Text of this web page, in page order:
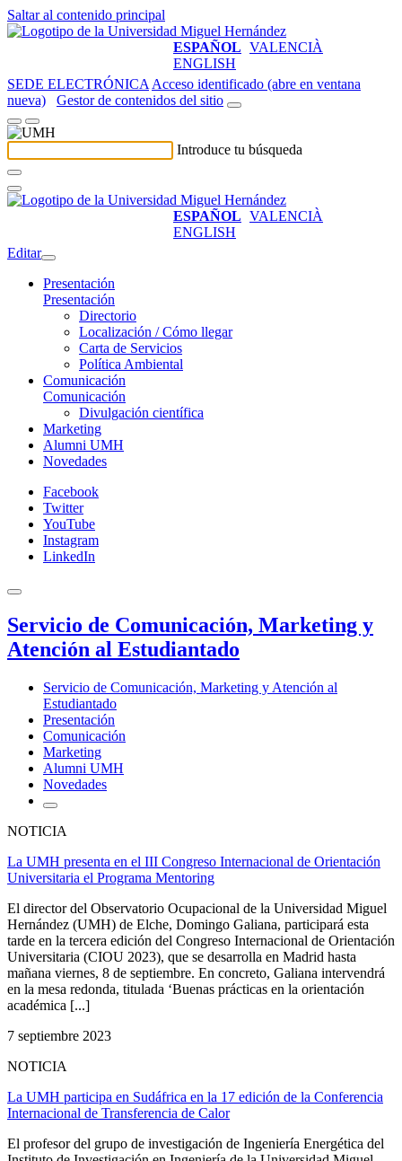
Saltar al contenido principal
ESPAÑOL VALENCIÀ
ENGLISH
SEDE ELECTRÓNICA Acceso identificado (abre en ventana
nueva)
Gestor de contenidos del sitio
Introduce tu búsqueda
ESPAÑOL VALENCIÀ
ENGLISH
Editar
Presentación
Presentación
Directorio
Localización / Cómo llegar
Carta de Servicios
Política Ambiental
Comunicación
Comunicación
Divulgación científica
Marketing
Alumni UMH
Novedades
Facebook
Twitter
YouTube
Instagram
LinkedIn
Servicio de Comunicación, Marketing y
Atención al Estudiantado
Servicio de Comunicación, Marketing y Atención al
Estudiantado
Presentación
Comunicación
Marketing
Alumni UMH
Novedades
NOTICIA
La UMH presenta en el III Congreso Internacional de Orientación
Universitaria el Programa Mentoring
El director del Observatorio Ocupacional de la Universidad Miguel
Hernández (UMH) de Elche, Domingo Galiana, participará esta
tarde en la tercera edición del Congreso Internacional de Orientación
Universitaria (CIOU 2023), que se desarrolla en Madrid hasta
mañana viernes, 8 de septiembre. En concreto, Galiana intervendrá
en la mesa redonda, titulada ‘Buenas prácticas en la orientación
académica [...]
7 septiembre 2023
NOTICIA
La UMH participa en Sudáfrica en la 17 edición de la Conferencia
Internacional de Transferencia de Calor
El profesor del grupo de investigación de Ingeniería Energética del